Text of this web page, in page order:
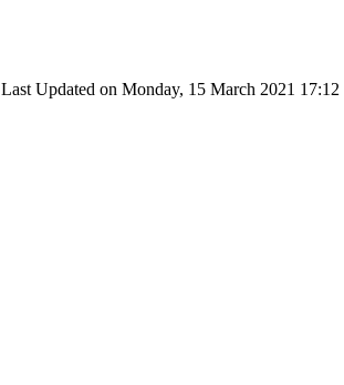
Last Updated on Monday, 15 March 2021 17:12